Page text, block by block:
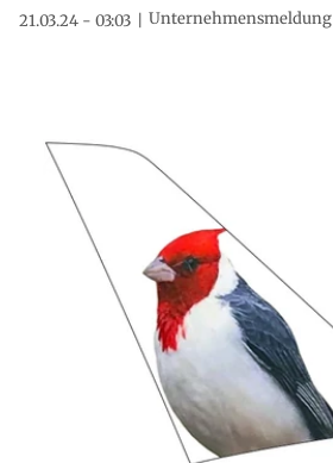
21.03.24 - 03:03 Unternehmensmeldung